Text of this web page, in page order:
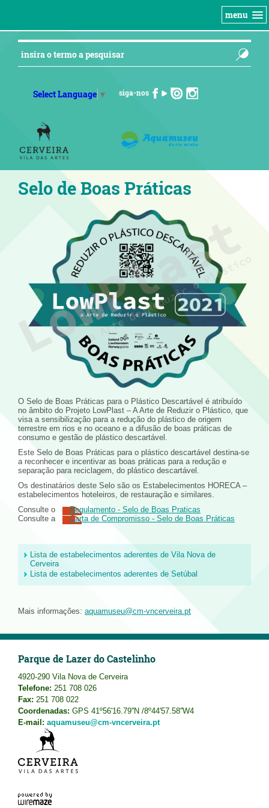
menu
Select Language ▼ siga-nos
Selo de Boas Práticas
O Selo de Boas Práticas para o Plástico Descartável é atribuído
no âmbito do Projeto LowPlast – A Arte de Reduzir o Plástico, que
visa a sensibilização para a redução do plástico de origem
terrestre em rios e no oceano e a difusão de boas práticas de
consumo e gestão de plástico descartável.
Este Selo de Boas Práticas para o plástico descartável destina-se
a reconhecer e incentivar as boas práticas para a redução e
separação para reciclagem, do plástico descartável.
Os destinatários deste Selo são os Estabelecimentos HORECA –
estabelecimentos hoteleiros, de restauração e similares.
Consulte o
Regulamento - Selo de Boas Praticas
Consulte a
Carta de Compromisso - Selo de Boas Práticas
Lista de estabelecimentos aderentes de Vila Nova de
Cerveira
Lista de estabelecimentos aderentes de Setúbal
Mais informações: aquamuseu@cm-vncerveira.pt
Parque de Lazer do Castelinho
4920-290 Vila Nova de Cerveira
Telefone: 251 708 026
Fax: 251 708 022
Coordenadas: GPS 41º56'16.79''N /8º44'57.58''W4
E-mail: aquamuseu@cm-vncerveira.pt